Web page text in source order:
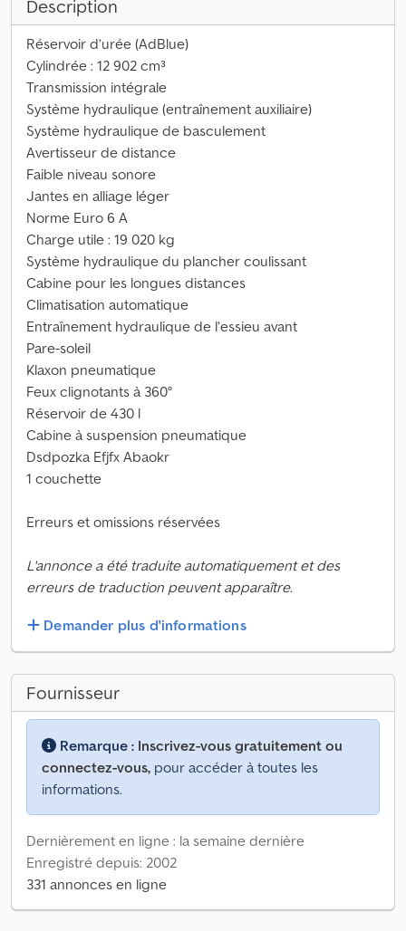
Description
Réservoir d’urée (AdBlue)
Cylindrée : 12 902 cm³
Transmission intégrale
Système hydraulique (entraînement auxiliaire)
Système hydraulique de basculement
Avertisseur de distance
Faible niveau sonore
Jantes en alliage léger
Norme Euro 6 A
Charge utile : 19 020 kg
Système hydraulique du plancher coulissant
Cabine pour les longues distances
Climatisation automatique
Entraînement hydraulique de l’essieu avant
Pare-soleil
Klaxon pneumatique
Feux clignotants à 360°
Réservoir de 430 l
Cabine à suspension pneumatique
Dsdpozka Efjfx Abaokr
1 couchette
Erreurs et omissions réservées
L'annonce a été traduite automatiquement et des
erreurs de traduction peuvent apparaître.
Demander plus d'informations
Fournisseur
Remarque : Inscrivez-vous gratuitement ou
connectez-vous, pour accéder à toutes les
informations.
Dernièrement en ligne : la semaine dernière
Enregistré depuis: 2002
331 annonces en ligne